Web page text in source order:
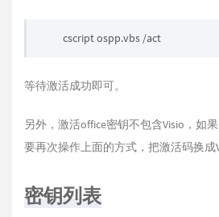
cscript ospp.vbs /act
等待激活成功即可。
另外，激活office密钥不包含Visio，如
要再次操作上面的方式，把激活码换成
密钥列表